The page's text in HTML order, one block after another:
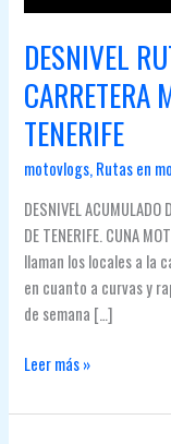
DESNIVEL
CARRETERA
TENERIFE
motovlogs,Rutas en
DESNIVEL ACUMULADO
DE TENERIFE. CUNA
llaman los locales a la
en cuanto a curvas y
de semana […]
DESNIVEL
LOS
Leer más »